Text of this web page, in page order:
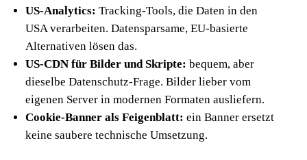
US-Analytics: Tracking-Tools, die Daten in den
USA verarbeiten. Datensparsame, EU-basierte
Alternativen lösen das.
US-CDN für Bilder und Skripte: bequem, aber
dieselbe Datenschutz-Frage. Bilder lieber vom
eigenen Server in modernen Formaten ausliefern.
Cookie-Banner als Feigenblatt: ein Banner ersetzt
keine saubere technische Umsetzung.